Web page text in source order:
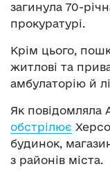
загинула 70-
прокуратурі.
Крім цього,
житлові та
амбулаторію й
Як повідомляла
обстрілює
будинок,
з районів міста.